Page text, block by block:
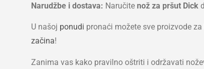
Narudžbe i dostava: Naručite nož za pršut Dick
U našoj ponudi pronaći možete sve proizvode
začina!
Zanima vas kako pravilno oštriti i održavati